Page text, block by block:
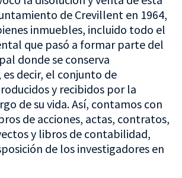
de Crevillent en 1964,
inmuebles, incluido todo el
que pasó a formar parte del
donde se conserva
decir, el conjunto de
y recibidos por la
de su vida. Así, contamos con
de acciones, actas, contratos,
y libros de contabilidad,
de los investigadores en